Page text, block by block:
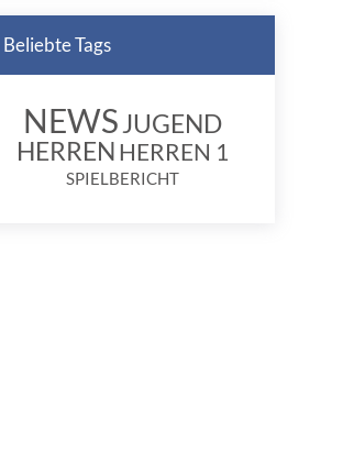
Beliebte Tags
NEWSJUGEND
HERREN HERREN 1
SPIELBERICHT